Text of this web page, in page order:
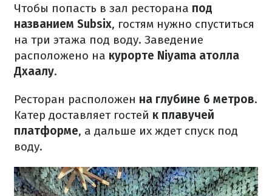
Чтобы попасть в зал ресторана под
названием Subsix, гостям нужно спуститься
на три этажа под воду. Заведение
расположено на курорте Niyama атолла
Дхаалу.
Ресторан расположен на глубине 6 метров.
Катер доставляет гостей к плавучей
платформе, а дальше их ждет спуск под
воду.